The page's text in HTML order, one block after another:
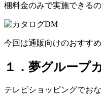
梱料金のみで実施できる
今回は通販向けのおすす
１．夢グループ
テレビショッピングでお